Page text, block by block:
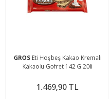
GROS Eti Hoşbeş Kakao Kremalı
Kakaolu Gofret 142 G 20li
1.469,90 TL